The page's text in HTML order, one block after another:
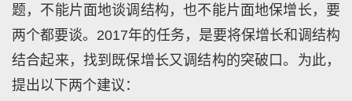
题，不能片面地谈调结构，也不能片面地保增长，要
两个都要谈。2017年的任务，是要将保增长和调结构
结合起来，找到既保增长又调结构的突破口。为此，
提出以下两个建议：